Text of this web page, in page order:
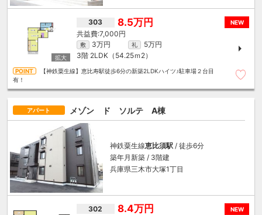
NEW
303 8.5万円
7,000円
敷 3万円 礼
5万円
3階 2LDK（54.25ｍ 2）
【神鉄粟生線】恵比寿駅徒歩6分の新築2LDKハイツ♪駐車場２台目
有！
アパート メゾン ド ソルテ A棟
神鉄粟生線恵比須駅 / 徒歩6分
築年月新築 / 3階建
兵庫県三木市大塚1丁目
NEW
302 8.4万円